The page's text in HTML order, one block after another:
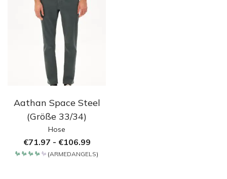
Aathan Space Steel
(Größe 33/34)
Hose
€71.97 - €106.99
(ARMEDANGELS)